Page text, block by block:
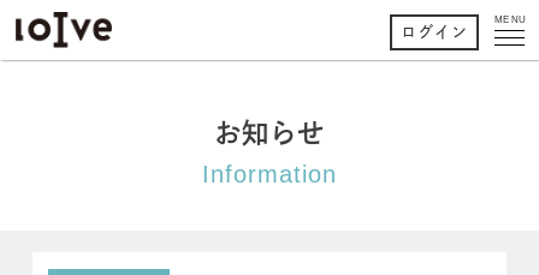
MENU
ログイン
お知らせ
Information